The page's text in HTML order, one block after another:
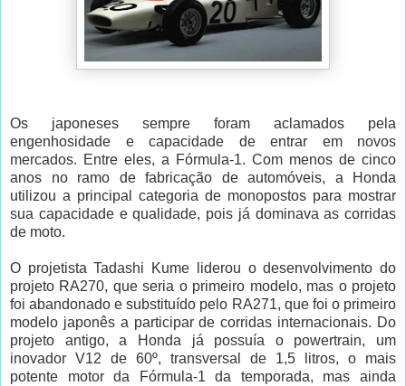
Os japoneses sempre foram aclamados pela
engenhosidade e capacidade de entrar em novos
mercados. Entre eles, a Fórmula-1. Com menos de cinco
anos no ramo de fabricação de automóveis, a
Honda
utilizou a principal categoria de monopostos para mostrar
sua capacidade e qualidade, pois já dominava as corridas
de moto.
O projetista Tadashi Kume liderou o desenvolvimento do
projeto RA270, que seria o primeiro modelo, mas o projeto
foi abandonado e substituído pelo RA271, que foi o primeiro
modelo japonês a participar de corridas internacionais. Do
projeto antigo, a Honda já possuía o powertrain, um
inovador V12 de 60º, transversal de 1,5 litros, o mais
potente motor da Fórmula-1 da temporada, mas ainda